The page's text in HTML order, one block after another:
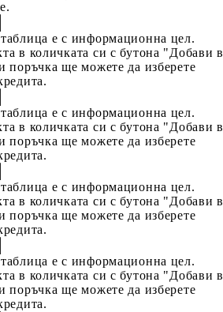
е с информационна цел.
в количката си с бутона "Добави в
поръчка ще можете да изберете
е с информационна цел.
в количката си с бутона "Добави в
поръчка ще можете да изберете
е с информационна цел.
в количката си с бутона "Добави в
поръчка ще можете да изберете
е с информационна цел.
в количката си с бутона "Добави в
поръчка ще можете да изберете